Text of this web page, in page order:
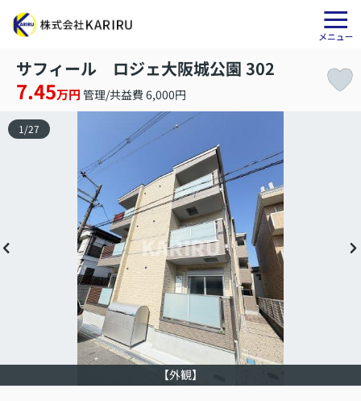
サフィール ロジェ大阪城公園 302
7.45万円 管理/共益費 6,000円
【外観】
1 /27